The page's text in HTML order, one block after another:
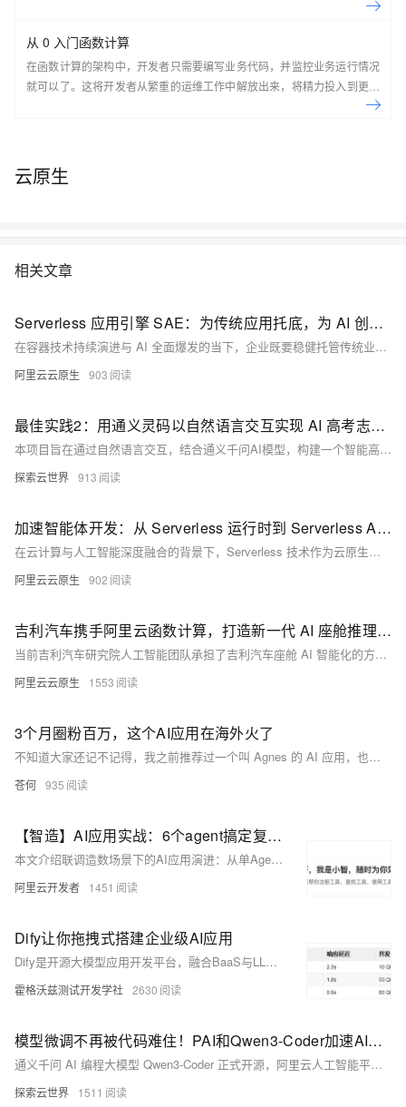
从 0 入门函数计算
在函数计算的架构中，开发者只需要编写业务代码，并监控业务运行情况
就可以了。这将开发者从繁重的运维工作中解放出来，将精力投入到更有
云原生
相关文章
Serverless 应用引擎 SAE：为传统应用托底，为 AI 创新加速
在容器技术持续演进与 AI 全面爆发的当下，企业既要稳健托管传统业务，又要高效落地 AI 创新，如何在复杂的基础设施与频繁的版本变化中保持敏捷、稳定与低成本，成了所有技术团队的共同挑战。阿里云 Serverless 应用引擎（SAE）正是为应对这一时代挑战而生的破局者，SAE 以“免运维、强稳定、极致降本”为核心，通过一站式的应用级托管能力，同时支撑传统应用与 AI 应用，让企业把更多精力投入到业务创新。
阿里云云原生 903
最佳实践2：用通义灵码以自然语言交互实现 AI 高考志愿填报系统
本项目旨在通过自然语言交互，结合通义千问AI模型，构建一个智能高考志愿填报系统。利用Vue3与Python，实现信息采集、AI推荐、专业详情展示及数据存储功能，支持响应式设计与Supabase数据库集成，助力考生精准择校选专业。（239字）
探索云世界 913
加速智能体开发：从 Serverless 运行时到 Serverless AI 运行时
在云计算与人工智能深度融合的背景下，Serverless 技术作为云原生架构的集大成者，正加速向 AI 原生架构演进。阿里云函数计算（FC）率先提出并实践“Serverless AI 运行时”概念，通过技术创新与生态联动，为智能体（Agent）开发提供高效、安全、低成本的基础设施支持。本文从技术演进路径、核心能力及未来展望三方面解析 Serverless AI 的突破性价值。
阿里云云原生 902
吉利汽车携手阿里云函数计算，打造新一代 AI 座舱推理引擎
当前吉利汽车研究院人工智能团队承担了吉利汽车座舱 AI 智能化的方案建设，在和阿里云的合作中，基于星睿智算中心 2.0 的 23.5EFLOPS 强大算力，构建 AI 混合云架构，面向百万级用户的实时推理计算引入阿里云函数计算的 Serverless GPU 算力集群，共同为智能座舱的交互和娱乐功能提供大模型推理业务服务，涵盖的场景如针对模糊指令的复杂意图解析、文生图、情感 TTS 等。
阿里云云原生 1553
3个月圈粉百万，这个AI应用在海外火了
不知道大家还记不记得，我之前推荐过一个叫 Agnes 的 AI 应用，也是当时在 WAIC 了解到的。
苍何 935
【智造】AI应用实战：6个agent搞定复杂指令和工具膨胀
本文介绍联调造数场景下的AI应用演进：从单Agent模式到多Agent协同的架构升级。针对复杂指令执行不准、响应慢等问题，通过意图识别、工具引擎、推理执行等多Agent分工协作，结合工程化手段提升准确性与效率，并分享了关键设计思路与实践心得。
阿里云开发者 1451
Dify让你拖拽式搭建企业级AI应用
Dify是开源大模型应用开发平台，融合BaaS与LLMOps理念，通过可视化工作流、低代码编排和企业级监控，支持多模型接入与RAG知识库，助力企业快速构建安全可控的AI应用，实现从原型到生产的高效落地。
霍格沃兹测试开发学社 2630
模型微调不再被代码难住！PAI和Qwen3-Coder加速AI开发新体验
通义千问 AI 编程大模型 Qwen3-Coder 正式开源，阿里云人工智能平台 PAI 支持云上一键部署 Qwen3-Coder 模型，并可在交互式建模环境中使用 Qwen3-Coder 模型。
探索云世界 1511